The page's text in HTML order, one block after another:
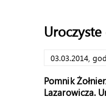
03.03.2014,
Pomnik
Lazarowicza.